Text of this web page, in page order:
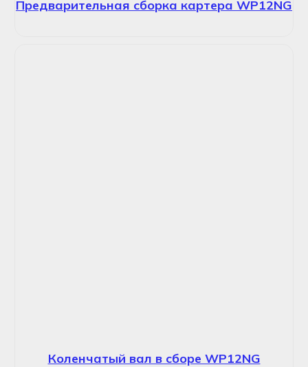
Предварительная сборка картера WP12NG
Коленчатый вал в сборе WP12NG